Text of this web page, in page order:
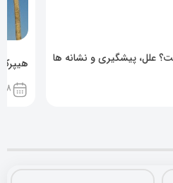
علل، پیشگیری و نشانه ها
1168